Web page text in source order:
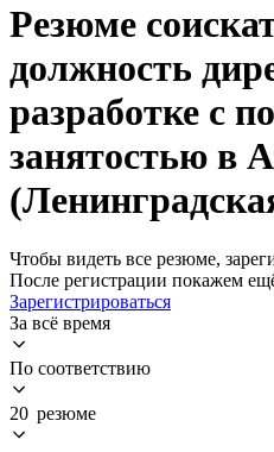
Резюме
должность
разработке с
занятостью в
Чтобы видеть все резюме,
После регистрации покажем
Зарегистрироваться
За всё время
По соответствию
20 резюме